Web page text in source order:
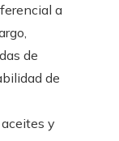
a
de
de
y